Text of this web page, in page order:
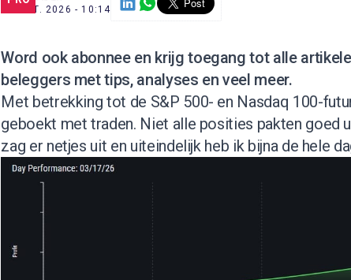
18 MRT. 2026 - 10:14
Word ook abonneeen krijg toegang tot alle
beleggers met tips, analyses en veel meer.
Met betrekking tot de S&P 500- en Nasdaq 100-
geboekt met traden. Niet alle posities pakten goed
zag er netjes uit en uiteindelijk heb ik bijna de hele